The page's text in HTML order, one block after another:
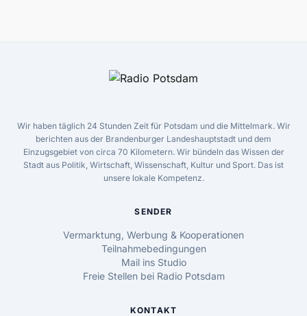
Wir haben täglich 24 Stunden Zeit für Potsdam und die Mittelmark. Wir
berichten aus der Brandenburger Landeshauptstadt und dem
Einzugsgebiet von circa 70 Kilometern. Wir bündeln das Wissen der
Stadt aus Politik, Wirtschaft, Wissenschaft, Kultur und Sport. Das ist
unsere lokale Kompetenz.
SENDER
Vermarktung, Werbung & Kooperationen
Teilnahmebedingungen
Mail ins Studio
Freie Stellen bei Radio Potsdam
KONTAKT